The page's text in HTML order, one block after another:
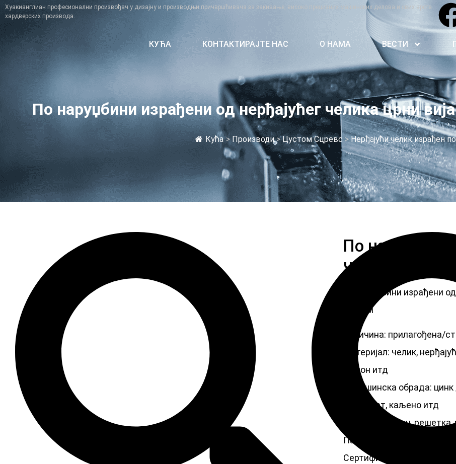
Хуакианглиан професионални произвођач у дизајну и производњи причвршћивача за закивање, високо прецизних машинских делова и свих врста
хардверских производа.
КУЋА КОНТАКТИРАЈТЕ НАС О НАМА ВЕСТИ
По наруџбини израђени од нерђајућег челика црни
Кућа > Производи > Цустом Сцревс > Нерђајући челик израђен
По наруџбини
челика црни
По наруџбини израђени
главом
Величина: прилагођена/
Материјал: челик,
најлон итд
Површинска обрада:
дакромет, каљено итд
Стил главе: Пан,
Паковање: пластична кеса
Сертификат: ИСО, РОХС